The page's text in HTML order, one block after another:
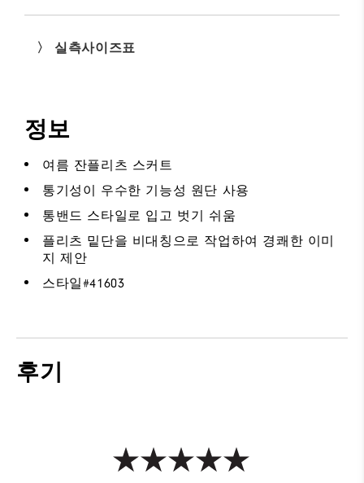
〉 실측사이즈표
정보
여름 잔플리츠 스커트
통기성이 우수한 기능성 원단 사용
통밴드 스타일로 입고 벗기 쉬움
플리츠 밑단을 비대칭으로 작업하여 경쾌한 이미
지 제안
스타일#41603
후기